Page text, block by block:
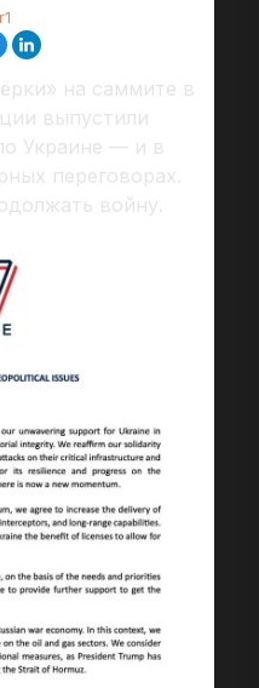
на саммите в
выпустили
Украине — и в
переговорах.
войну.